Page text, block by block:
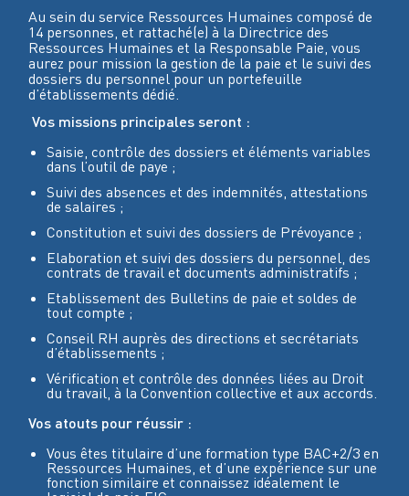
Au sein du service Ressources Humaines composé de
14 personnes, et rattaché(e) à la Directrice des
Ressources Humaines et la Responsable Paie, vous
aurez pour mission la gestion de la paie et le suivi des
dossiers du personnel pour un portefeuille
d’établissements dédié.
Vos missions principales seront :
Saisie, contrôle des dossiers et éléments variables
dans l’outil de paye ;
Suivi des absences et des indemnités, attestations
de salaires ;
Constitution et suivi des dossiers de Prévoyance ;
Elaboration et suivi des dossiers du personnel, des
contrats de travail et documents administratifs ;
Etablissement des Bulletins de paie et soldes de
tout compte ;
Conseil RH auprès des directions et secrétariats
d’établissements ;
Vérification et contrôle des données liées au Droit
du travail, à la Convention collective et aux accords.
Vos atouts pour réussir :
Vous êtes titulaire d’une formation type BAC+2/3 en
Ressources Humaines, et d’une expérience sur une
fonction similaire et connaissez idéalement le